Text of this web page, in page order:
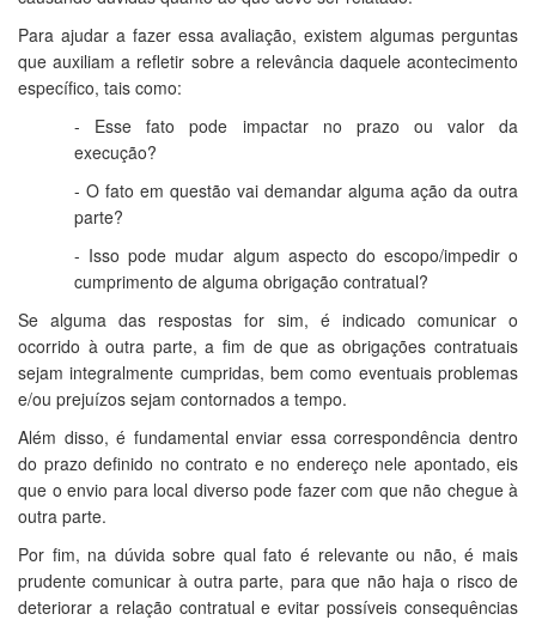
Para ajudar a fazer essa avaliação, existem algumas perguntas
que auxiliam a refletir sobre a relevância daquele acontecimento
específico, tais como:
- Esse fato pode impactar no prazo ou valor da
execução?
- O fato em questão vai demandar alguma ação da outra
parte?
- Isso pode mudar algum aspecto do escopo/impedir o
cumprimento de alguma obrigação contratual?
Se alguma das respostas for sim, é indicado comunicar o
ocorrido à outra parte, a fim de que as obrigações contratuais
sejam integralmente cumpridas, bem como eventuais problemas
e/ou prejuízos sejam contornados a tempo.
Além disso, é fundamental enviar essa correspondência dentro
do prazo definido no contrato e no endereço nele apontado, eis
que o envio para local diverso pode fazer com que não chegue à
outra parte.
Por fim, na dúvida sobre qual fato é relevante ou não, é mais
prudente comunicar à outra parte, para que não haja o risco de
deteriorar a relação contratual e evitar possíveis consequências